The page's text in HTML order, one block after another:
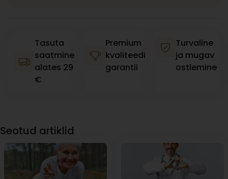
Tasuta
saatmine
alates 29
€
Premium
kvaliteedi
garantii
Turvaline
ja mugav
ostlemine
Seotud artiklid